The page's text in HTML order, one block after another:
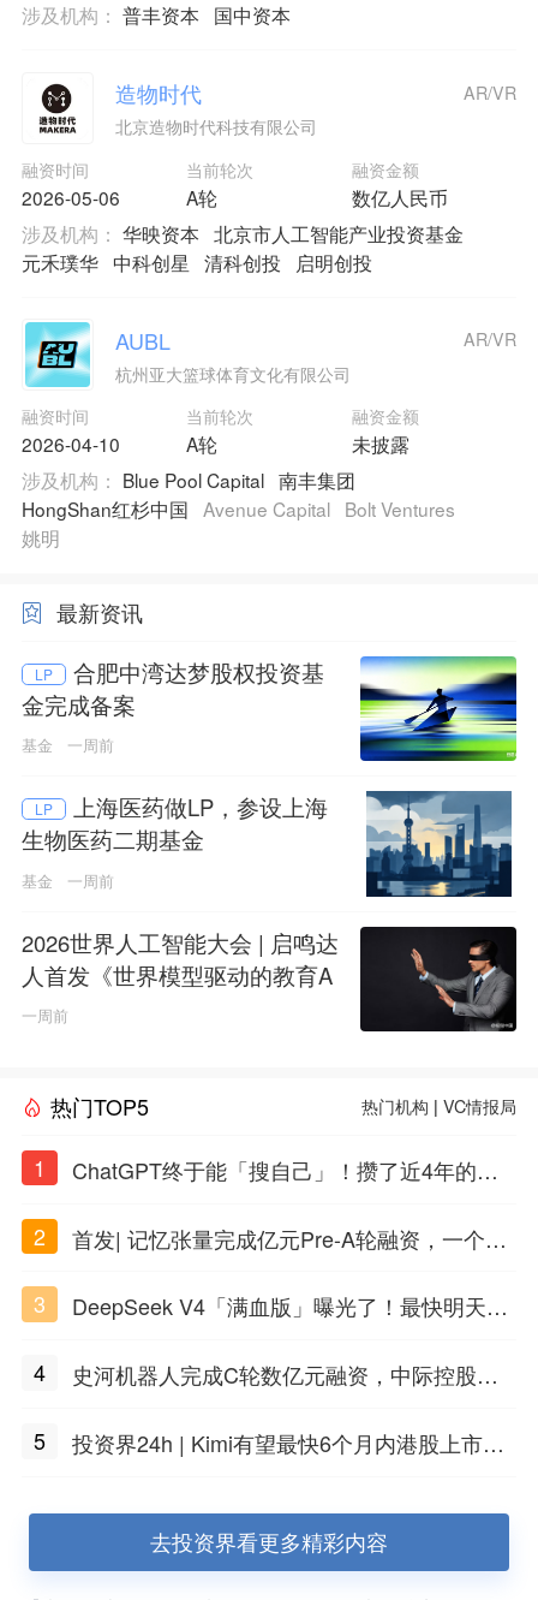
涉及机构： 普丰资本 国中资本
造物时代
北京造物时代科技有限公司
融资时间
2026-05-06
当前轮次
A轮
融资金额
数亿人民币
AR/VR
涉及机构： 华映资本 北京市人工智能产业投资基金
元禾璞华 中科创星 清科创投 启明创投
AUBL
杭州亚大篮球体育文化有限公司
融资时间
2026-04-10
当前轮次
A轮
融资金额
未披露
AR/VR
涉及机构： Blue Pool Capital 南丰集团
HongShan红杉中国 Avenue Capital Bolt Ventures
姚明
最新资讯
LP
合肥中湾达梦股权投资基
金完成备案
基金 一周前
LP
上海医药做LP，参设上海
生物医药二期基金
基金 一周前
2026世界人工智能大会 | 启鸣达
人首发《世界模型驱动的教育A
GI白皮书》
一周前
热门TOP5 热门机构 |VC情报局
1
ChatGPT终于能「搜自己」！攒了近4年的对
2
首发| 记忆张量完成亿元Pre-A轮融资，一个上
3
DeepSeek V4「满血版」曝光了！最快明天发
4
史河机器人完成C轮数亿元融资，中际控股领
5
投资界24h | Kimi有望最快6个月内港股上市；
去投资界看更多精彩内容